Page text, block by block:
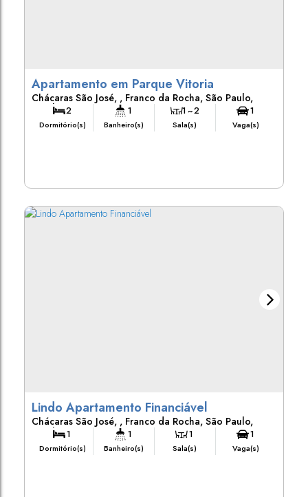
Apartamento em Parque Vitoria
Chácaras São José , Franco da Rocha, São Paulo,
Brasil 2
Dormitório(s)
1
Banheiro(s)
1 ~ 2
Sala(s)
1
Vaga(s)
Lindo Apartamento Financiável
Chácaras São José , Franco da Rocha, São Paulo,
Brasil 1
Dormitório(s)
1
Banheiro(s)
1
Sala(s)
1
Vaga(s)